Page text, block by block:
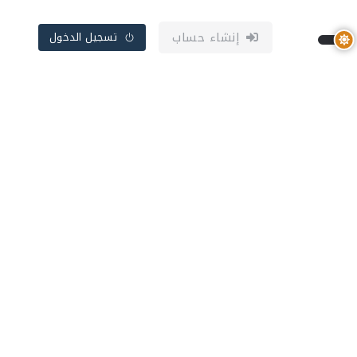
إنشاء حساب تسجيل الدخول